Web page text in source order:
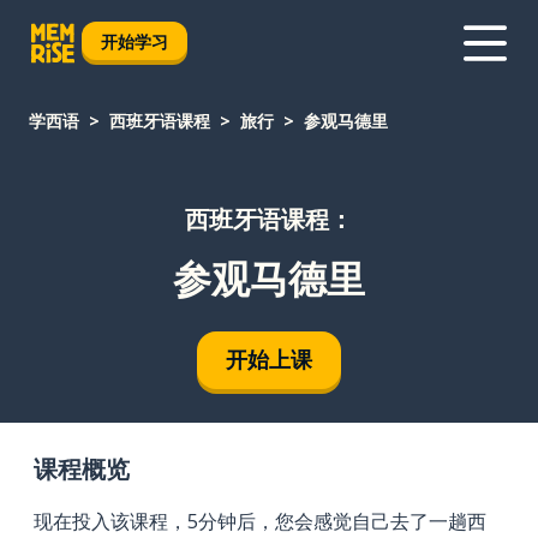
开始学习
学西语 西班牙语课程 旅行 参观马德里
西班牙语课程：
参观马德里
开始上课
课程概览
现在投入该课程，5分钟后，您会感觉自己去了一趟西